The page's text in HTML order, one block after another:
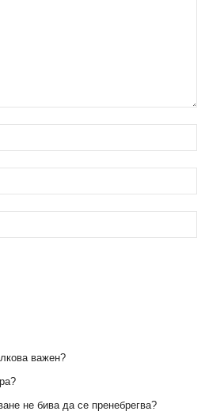
важен?
не бива да се пренебрегва?